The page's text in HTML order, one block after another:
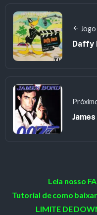
Daffy
Leia nosso
Tutorial de como baixar
LIMITE DE